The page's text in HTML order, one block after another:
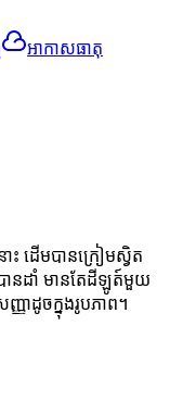
អាកាសធាតុ
ះ ដើម​បាន​ក្រៀមស្វិត​
ន​ដាំ មានតែ​ដីឡូត៍​មួយ​
ា​ដូច​ក្នុង​រូបភាព។